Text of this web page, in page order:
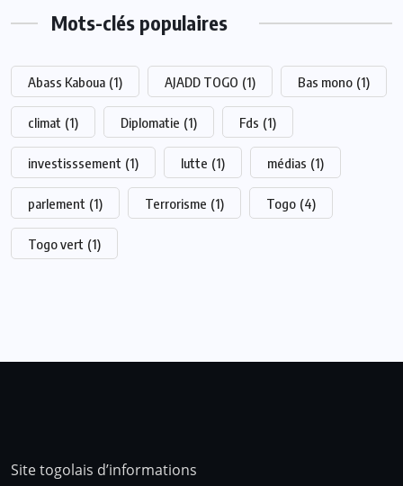
Mots-clés populaires
Abass Kaboua (1) AJADD TOGO (1) Bas mono (1)
climat (1) Diplomatie (1) Fds (1)
investisssement (1) lutte (1) médias (1)
parlement (1) Terrorisme (1) Togo (4)
Togo vert (1)
Site togolais d’informations